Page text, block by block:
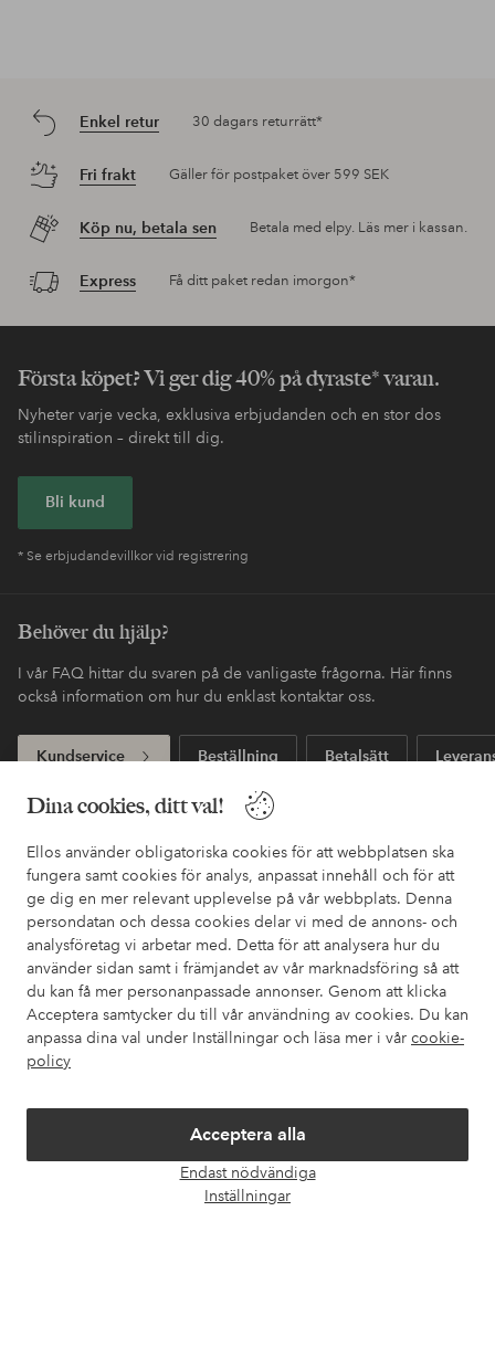
Dina cookies, ditt val!
Ellos använder obligatoriska cookies för att webbplatsen ska
fungera samt cookies för analys, anpassat innehåll och för att
ge dig en mer relevant upplevelse på vår webbplats. Denna
persondatan och dessa cookies delar vi med de annons- och
analysföretag vi arbetar med. Detta för att analysera hur du
använder sidan samt i främjandet av vår marknadsföring så att
du kan få mer personanpassade annonser. Genom att klicka
Acceptera samtycker du till vår användning av cookies. Du kan
anpassa dina val under Inställningar och läsa mer i vår cookie-
policy
Acceptera alla
Endast nödvändiga
Inställningar
Enkel retur 30 dagars returrätt*
Fri frakt Gäller för postpaket över 599 SEK
Köp nu, betala sen Betala med elpy. Läs mer i kassan.
Express Få ditt paket redan imorgon*
Första köpet? Vi ger dig 40% på dyraste* varan.
Nyheter varje vecka, exklusiva erbjudanden och en stor dos
stilinspiration – direkt till dig.
Bli kund
* Se erbjudandevillkor vid registrering
Behöver du hjälp?
I vår FAQ hittar du svaren på de vanligaste frågorna. Här finns
också information om hur du enklast kontaktar oss.
Kundservice Beställning Betalsätt
Mina sidor
Om Ellos
Våra tjänster